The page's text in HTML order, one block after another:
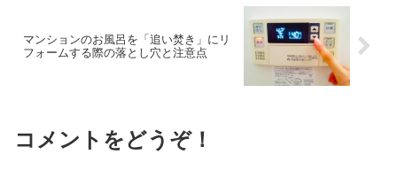
マンションのお風呂を「追い焚き」にリ
フォームする際の落とし穴と注意点
コメントをどうぞ！